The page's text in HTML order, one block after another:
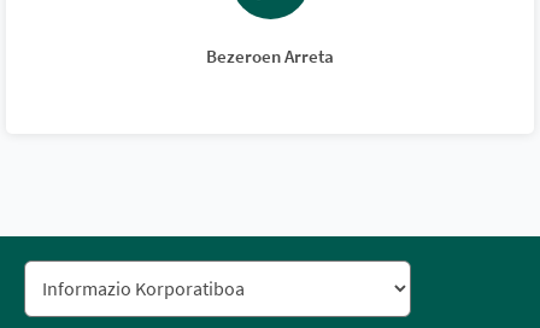
Bezeroen Arreta